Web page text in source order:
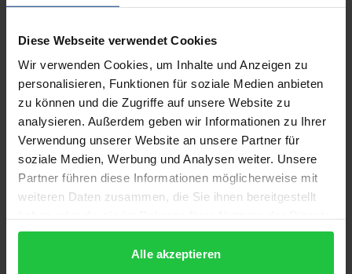
Diese Webseite verwendet Cookies
Wir verwenden Cookies, um Inhalte und Anzeigen zu
personalisieren, Funktionen für soziale Medien anbieten
zu können und die Zugriffe auf unsere Website zu
analysieren. Außerdem geben wir Informationen zu Ihrer
Verwendung unserer Website an unsere Partner für
soziale Medien, Werbung und Analysen weiter. Unsere
Partner führen diese Informationen möglicherweise mit
weiteren Daten zusammen, die Sie ihnen bereitgestellt
gesammelt haben.
Alle akzeptieren
übersetzte geometrische Figuren wie die Fraktale,
einer Formulierung Gottfried Benn Das in Literatur
durch Form und Gefühlsausdruck aufgehobene
Wissen versuchen im ersten Teil einige dieser
Beiträge an exemplarischen Fällen
herauszuarbeiten, wobei die aus diesem
literarisierten ›Wissen‹ abgeleiteten theoretischen
'Bruchflächen' einer literarischen Ästhetik zu
umreißen. Im zweiten Teil geht es um ›Wirkungen‹,